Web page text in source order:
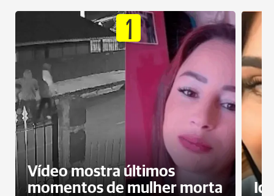
1
Vídeo mostra últimos
momentos de mulher morta